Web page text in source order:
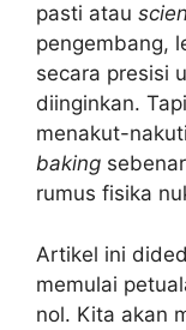
pasti atau
pengembang,
secara presisi
diinginkan.
menakut-
baking
rumus fisika
Artikel ini
memulai
nol. Kita akan